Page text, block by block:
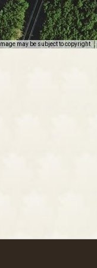
Image may be subject to copyright